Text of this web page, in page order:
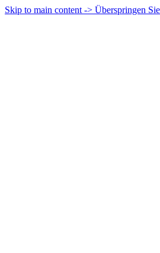
Skip to main content -> Überspringen